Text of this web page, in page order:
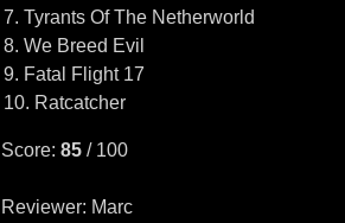
7. Tyrants Of The Netherworld
8. We Breed Evil
9. Fatal Flight 17
10. Ratcatcher
Score: 85/ 100
Reviewer: Marc